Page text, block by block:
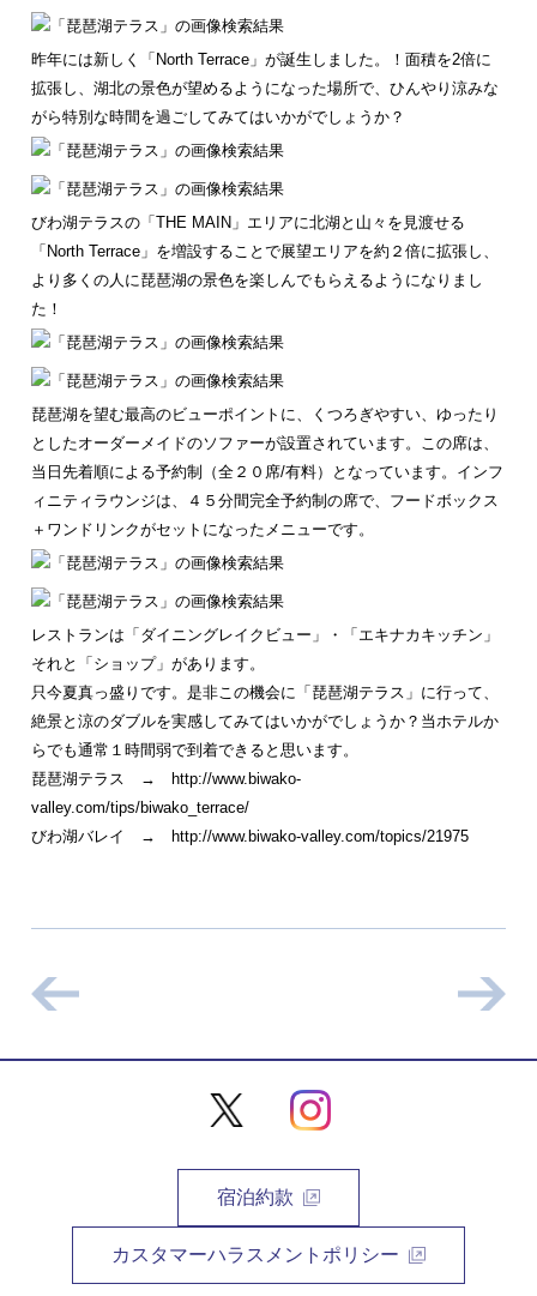
昨年には新しく「North Terrace」が誕生しました。！面積を2倍に
拡張し、湖北の景色が望めるようになった場所で、ひんやり涼みな
がら特別な時間を過ごしてみてはいかがでしょうか？
びわ湖テラスの「THE MAIN」エリアに北湖と山々を見渡せる
「North Terrace」を増設することで展望エリアを約２倍に拡張し、
より多くの人に琵琶湖の景色を楽しんでもらえるようになりまし
た！
琵琶湖を望む最高のビューポイントに、くつろぎやすい、ゆったり
としたオーダーメイドのソファーが設置されています。この席は、
当日先着順による予約制（全２０席/有料）となっています。インフ
ィニティラウンジは、４５分間完全予約制の席で、フードボックス
＋ワンドリンクがセットになったメニューです。
レストランは「ダイニングレイクビュー」・「エキナカキッチン」
それと「ショップ」があります。
只今夏真っ盛りです。是非この機会に「琵琶湖テラス」に行って、
絶景と涼のダブルを実感してみてはいかがでしょうか？当ホテルか
らでも通常１時間弱で到着できると思います。
琵琶湖テラス → http://www.biwako-
valley.com/tips/biwako_terrace/
びわ湖バレイ → http://www.biwako-valley.com/topics/21975
宿泊約款
カスタマーハラスメントポリシー